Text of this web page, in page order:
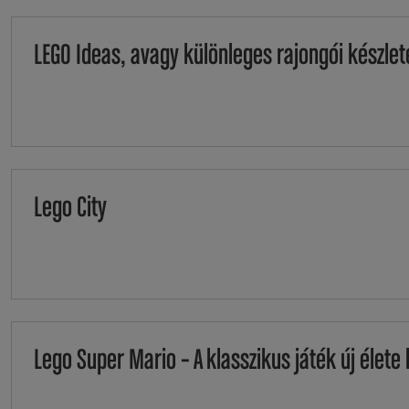
LEGO Ideas, avagy különleges rajongói
Lego City
Lego Super Mario – A klasszikus játék új